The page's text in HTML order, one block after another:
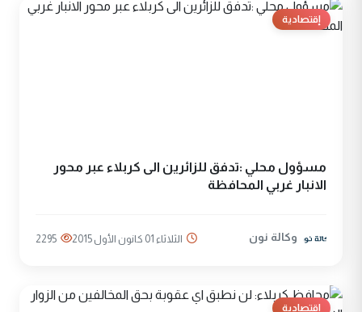
إقتصادية
مسؤول محلي :تدفق للزائرين الى كربلاء عبر محور
الانبار غربي المحافظة
وكالة نون الثلاثاء 01 كانون الأول 2015 2295
إقتصادية